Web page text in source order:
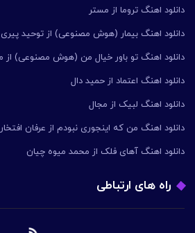
دانلود اهنگ تروما از مستر
دانلود اهنگ بیمار (هوش مصنوعی) از توحید پیری
دانلود اهنگ تو باور خیال من (هوش مصنوعی) از
دانلود اهنگ اعتماد از حمید دال
دانلود اهنگ لبیک از مجال
دانلود اهنگ من که اینجوری نبودم از عرفان
دانلود اهنگ آهای فلک از محمد میوه چیان
راه های ارتباطی